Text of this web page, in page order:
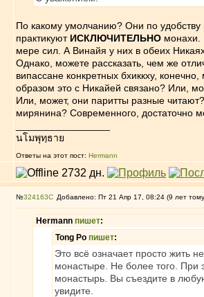
По какому умолчанию? Они по
практикуют ИСКЛЮЧИТЕЛЬНО монахи.
мере сил. А Винайя у них в обеих
Однако, можете рассказать, чем же
випассане конкретных бхиккху,
образом это с Никайей связано? Или,
Или, может, они паритты разные
мирянина? Современного, достаточно
นโมพุทฺธาย
Ответы на этот пост: Hermann
№324163 Добавлено: Пт 21 Апр 17, 08:24 (9 лет
Hermann пишет:
Tong Po пишет:
Это всё означает просто жить
монастыре. Не более того. При
монастырь. Вы съездите в
увидите.